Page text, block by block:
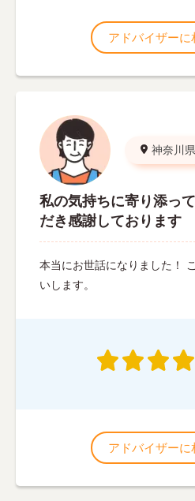
アドバイザーに
神奈川県
私の気持ちに寄り添っ
だき感謝しております
本当にお世話になりました！
いします。
アドバイザーに